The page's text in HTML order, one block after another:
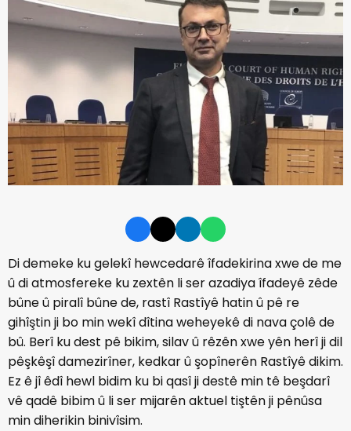
Di demeke ku gelekî hewcedarê îfadekirina xwe de me
û di atmosfereke ku zextên li ser azadiya îfadeyê zêde
bûne û piralî bûne de, rastî Rastîyê hatin û pê re
gihîştin ji bo min wekî dîtina weheyekê di nava çolê de
bû. Berî ku dest pê bikim, silav û rêzên xwe yên herî ji dil
pêşkêşî damezirîner, kedkar û şopînerên Rastîyê dikim.
Ez ê jî êdî hewl bidim ku bi qasî ji destê min tê beşdarî
vê qadê bibim û li ser mijarên aktuel tiştên ji pênûsa
min diherikin binivîsim.